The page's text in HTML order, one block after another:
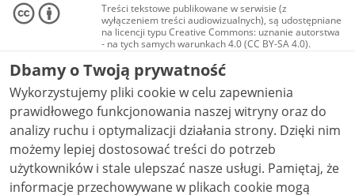
Treści tekstowe publikowane w serwisie (z
wyłączeniem treści audiowizualnych), są udostępniane
na licencji typu Creative Commons: uznanie autorstwa
- na tych samych warunkach 4.0 (CC BY-SA 4.0).
Materiały audiowizualne, w tym zdjęcia, materiały
audio i wideo, są udostępniane na licencji typu
Creative Commons: uznanie autorstwa użycie
niekomercyjne - bez utworów zależnych 4.0 (CC BY-
NC-ND 4.0), o ile nie jest to stwierdzone inaczej.
Dbamy o Twoją prywatność
Wykorzystujemy pliki cookie w celu zapewnienia
prawidłowego funkcjonowania naszej witryny oraz do
analizy ruchu i optymalizacji działania strony. Dzięki nim
możemy lepiej dostosować treści do potrzeb
użytkowników i stale ulepszać nasze usługi. Pamiętaj, że
informacje przechowywane w plikach cookie mogą